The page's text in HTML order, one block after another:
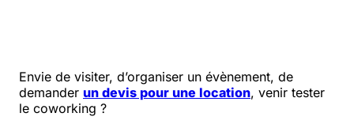
Envie de visiter, d’organiser un évènement, de
demander un devis pour une location, venir tester
le coworking ?